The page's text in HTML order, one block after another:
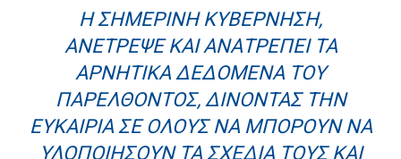
Η ΣΗΜΕΡΙΝΉ ΚΥΒΈΡΝΗΣΗ,
ΑΝΈΤΡΕΨΕ ΚΑΙ ΑΝΑΤΡΈΠΕΙ ΤΑ
ΑΡΝΗΤΙΚΆ ΔΕΔΟΜΈΝΑ ΤΟΥ
ΠΑΡΕΛΘΌΝΤΟΣ, ΔΊΝΟΝΤΑΣ ΤΗΝ
ΕΥΚΑΙΡΊΑ ΣΕ ΌΛΟΥΣ ΝΑ ΜΠΟΡΟΎΝ ΝΑ
ΥΛΟΠΟΙΉΣΟΥΝ ΤΑ ΣΧΈΔΙΑ ΤΟΥΣ ΚΑΙ